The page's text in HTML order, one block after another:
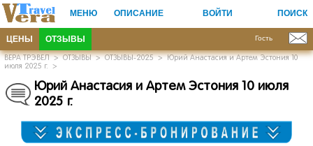
МЕНЮ ОПИСАНИЕ ВОЙТИ ПОИСК
ЦЕНЫ ОТЗЫВЫ Гость
ВЕРА ТРЭВЕЛ>ОТЗЫВЫ>ОТЗЫВЫ-2025>Юрий Анастасия и Артем Эстония 10
июля 2025 г. >
Юрий Анастасия и Артем Эстония 10 июля
2025 г.